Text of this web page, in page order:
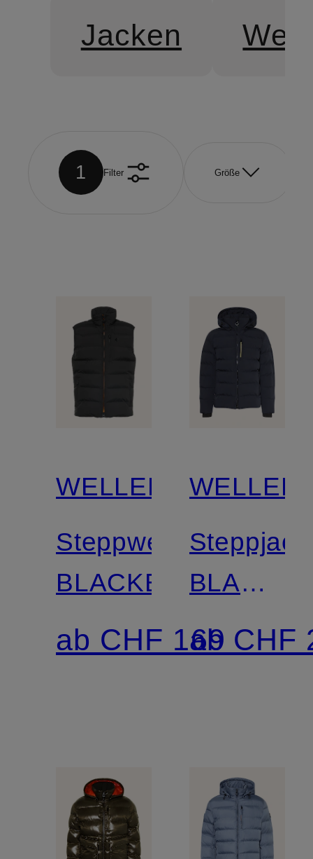
Jacken
1 Filter Größe
WELLENSTEYN
Steppweste
BLACKBIRD
ab CHF 169
mit
ab CHF